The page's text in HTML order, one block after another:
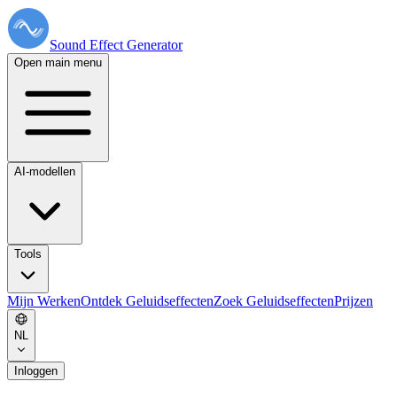
Sound Effect Generator
Open main menu
AI-modellen
Tools
Mijn WerkenOntdek GeluidseffectenZoek GeluidseffectenPrijzen
NL
Inloggen